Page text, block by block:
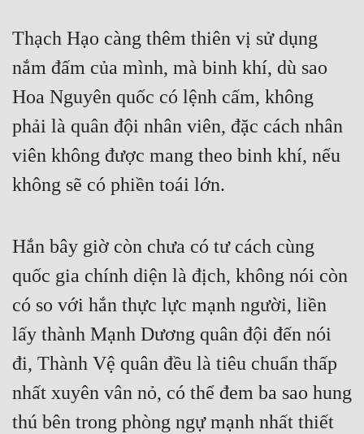
Thạch Hạo càng thêm thiên vị sử dụng
nắm đấm của mình, mà binh khí, dù sao
Hoa Nguyên quốc có lệnh cấm, không
phải là quân đội nhân viên, đặc cách nhân
viên không được mang theo binh khí, nếu
không sẽ có phiền toái lớn.
Hắn bây giờ còn chưa có tư cách cùng
quốc gia chính diện là địch, không nói còn
có so với hắn thực lực mạnh người, liền
lấy thành Mạnh Dương quân đội đến nói
đi, Thành Vệ quân đều là tiêu chuẩn thấp
nhất xuyên vân nỏ, có thể đem ba sao hung
thú bên trong phòng ngự mạnh nhất thiết